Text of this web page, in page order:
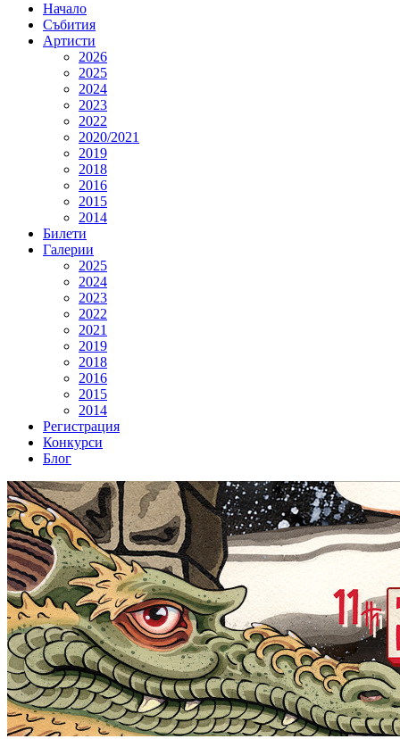
Начало
Събития
Артисти
2026
2025
2024
2023
2022
2020/2021
2019
2018
2016
2015
2014
Билети
Галерии
2025
2024
2023
2022
2021
2019
2018
2016
2015
2014
Регистрация
Конкурси
Блог